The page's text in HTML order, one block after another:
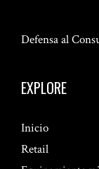
Defensa al
EXPLORE
Inicio
Retail